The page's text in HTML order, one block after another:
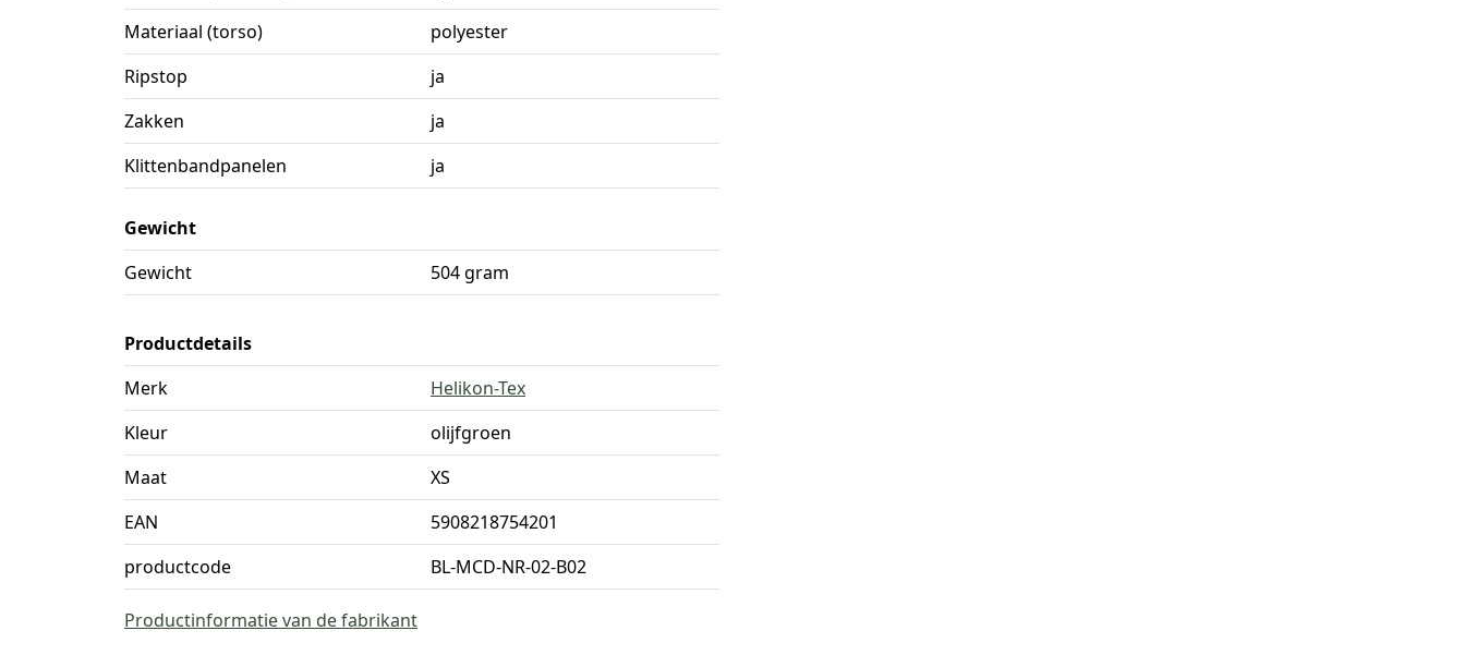
Materiaal (torso)
polyester
Ripstop
ja
Zakken
ja
Klittenbandpanelen
ja
Gewicht
Gewicht
504 gram
Productdetails
Merk
Helikon-Tex
Kleur
olijfgroen
Maat
XS
EAN
5908218754201
productcode
BL-MCD-NR-02-B02
Productinformatie van de fabrikant